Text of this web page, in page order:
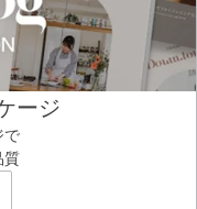
ージ
で
質